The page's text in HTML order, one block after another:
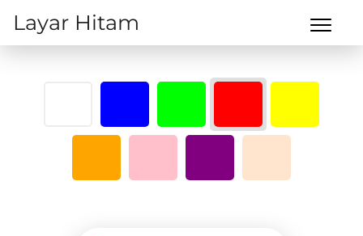
Layar Hitam